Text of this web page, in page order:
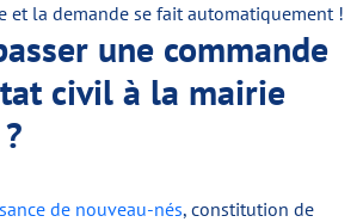
et la demande se fait automatiquement !
une commande
civil à la mairie
de nouveau-nés, constitution de